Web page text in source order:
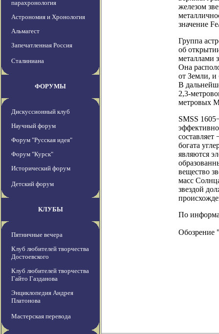
парахронология
Астрономия и Хронология
Альмагест
Запечатленная Россия
Сталиниана
ФОРУМЫ
Дискуссионный клуб
Научный форум
Форум "Русская идея"
Форум "Курск"
Исторический форум
Детский форум
КЛУБЫ
Пятничные вечера
Клуб любителей творчества
Достоевского
Клуб любителей творчества
Гайто Газданова
Энциклопедия Андрея
Платонова
Мастерская перевода
железом
значение
Группа
об
металлами
Она
от Земли, и
В
2,3-
метровых
SMSS
составляет
богата
являются
вещество
масс
звездой
По
Обозрение